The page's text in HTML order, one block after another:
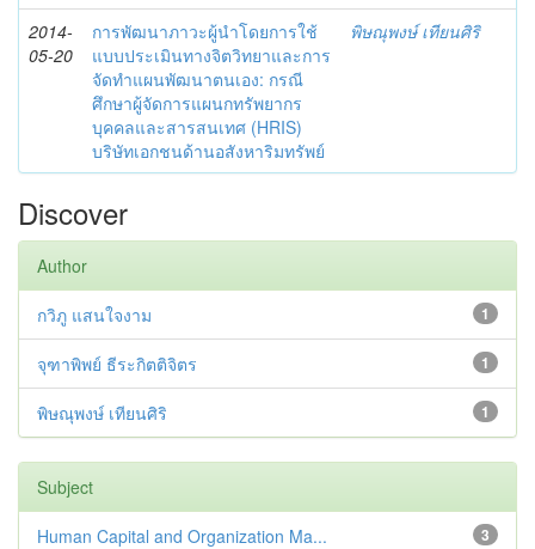
2014-
05-20
การพัฒนาภาวะผู้นำโดยการใช้
แบบประเมินทางจิตวิทยาและการ
จัดทำแผนพัฒนาตนเอง: กรณี
ศึกษาผู้จัดการแผนกทรัพยากร
บุคคลและสารสนเทศ (HRIS)
บริษัทเอกชนด้านอสังหาริมทรัพย์
พิษณุพงษ์ เทียนศิริ
Discover
Author
1
กวิภู แสนใจงาม
1
จุฑาพิพย์ ธีระกิตติจิตร
1
พิษณุพงษ์ เทียนศิริ
Subject
3
Human Capital and Organization Ma...